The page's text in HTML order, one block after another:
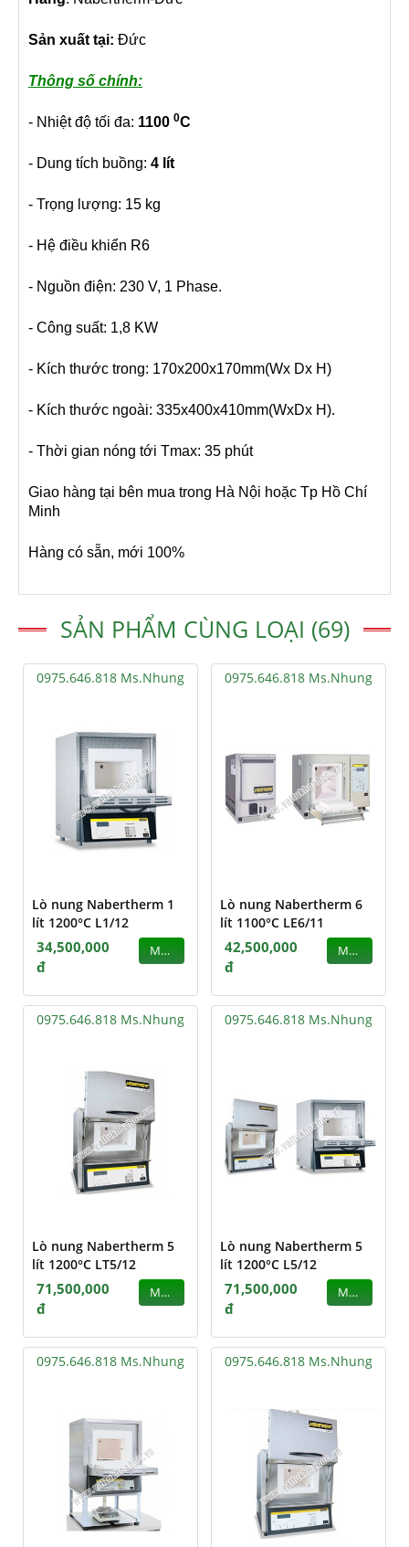
Sản xuất tại: Đức
Thông số chính:
- Nhiệt độ tối đa: 1100 0C
- Dung tích buồng: 4 lít
- Trọng lượng: 15 kg
- Hệ điều khiển R6
- Nguồn điện: 230 V, 1 Phase.
- Công suất: 1,8 KW
- Kích thước trong: 170x200x170mm(Wx Dx H)
- Kích thước ngoài: 335x400x410mm(WxDx H).
- Thời gian nóng tới Tmax: 35 phút
Giao hàng tại bên mua trong Hà Nội hoặc Tp Hồ Chí
Minh
Hàng có sẵn, mới 100%
SẢN PHẨM CÙNG LOẠI (69)
0975.646.818 Ms.Nhung
Lò nung Nabertherm 1
lít 1200°C L1/12
34,500,000
đ
MUA
0975.646.818 Ms.Nhung
Lò nung Nabertherm 6
lít 1100°C LE6/11
42,500,000
đ
MUA
0975.646.818 Ms.Nhung
Lò nung Nabertherm 5
lít 1200°C LT5/12
71,500,000
đ
MUA
0975.646.818 Ms.Nhung
Lò nung Nabertherm 5
lít 1200°C L5/12
71,500,000
đ
MUA
0975.646.818 Ms.Nhung 0975.646.818 Ms.Nhung